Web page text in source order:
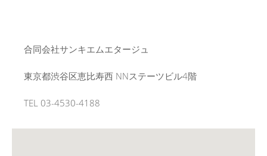
合同会社サンキエムエタージュ
東京都渋谷区恵比寿西 NNステーツビル4階
TEL 03-4530-4188